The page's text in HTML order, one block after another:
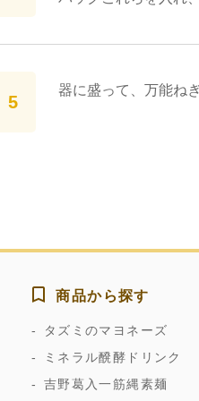
器に盛って、万能ね
商品から探す
タズミのマヨネーズ
ミネラル醗酵ドリンク
吉野葛入一筋縄素麺